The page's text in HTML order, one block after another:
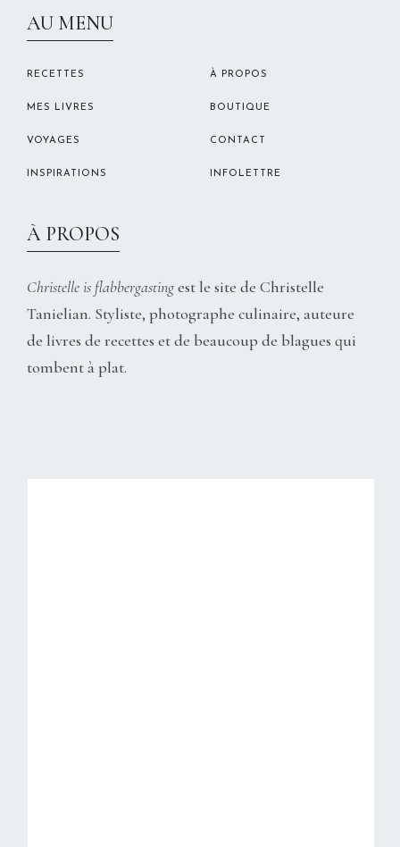
AU MENU
RECETTES
MES LIVRES
VOYAGES
INSPIRATIONS
À PROPOS
BOUTIQUE
CONTACT
INFOLETTRE
À PROPOS
Christelle is flabbergastingest le site de Christelle
Tanielian. Styliste, photographe culinaire, auteure
de livres de recettes et de beaucoup de blagues qui
tombent à plat.